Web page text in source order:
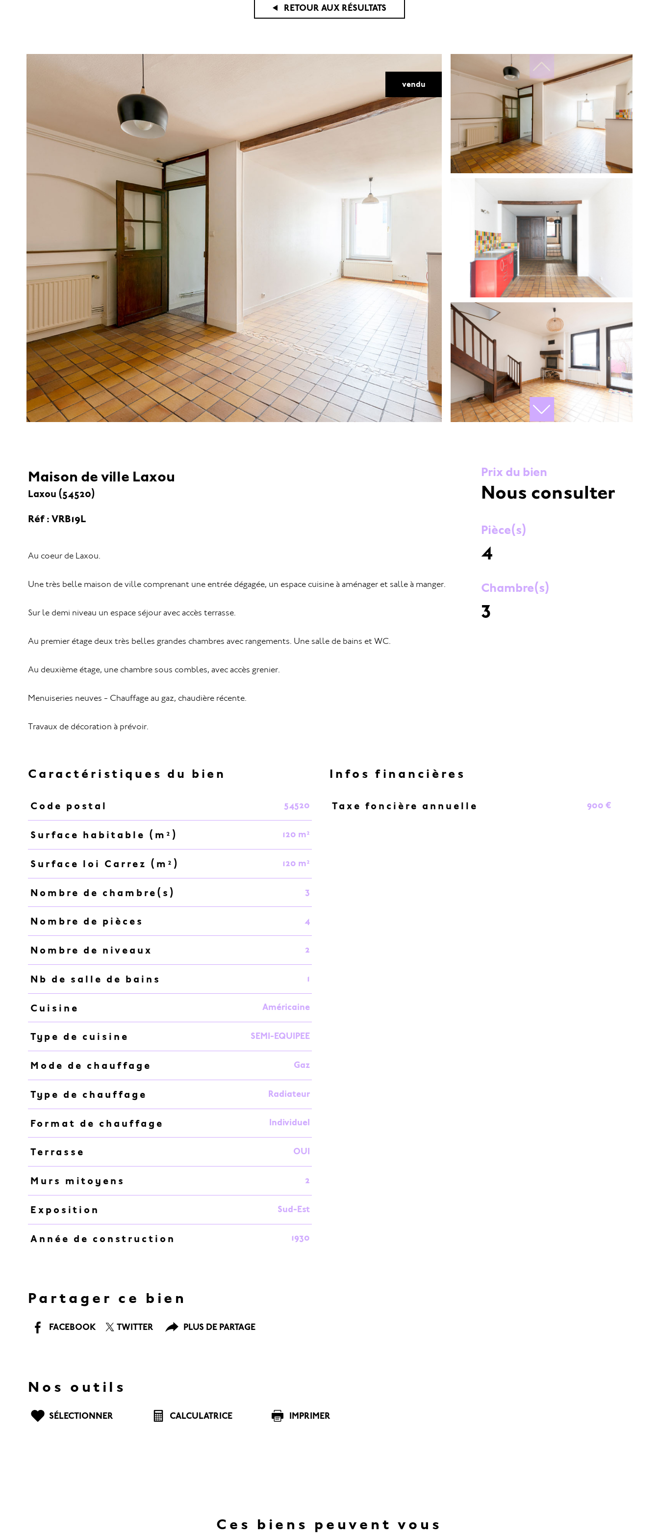
RETOUR AUX RÉSULTATS
vendu
Maison de ville Laxou
Laxou (54520)
Réf : VRB19L
Au coeur de Laxou.
Une très belle maison de ville comprenant une entrée dégagée, un espace cuisine à aménager et salle à manger.
Sur le demi niveau un espace séjour avec accès terrasse.
Au premier étage deux très belles grandes chambres avec rangements. Une salle de bains et WC.
Au deuxième étage, une chambre sous combles, avec accès grenier.
Menuiseries neuves - Chauffage au gaz, chaudière récente.
Travaux de décoration à prévoir.
Prix du bien
Nous consulter
Pièce(s)
4
Chambre(s)
3
Caractéristiques du bien
Caractéristiques Valeurs
Code postal 54520
Surface habitable (m²) 120 m²
Surface loi Carrez (m²) 120 m²
Nombre de chambre(s) 3
Nombre de pièces 4
Nombre de niveaux 2
Nb de salle de bains 1
Cuisine Américaine
Type de cuisine SEMI-EQUIPEE
Mode de chauffage Gaz
Type de chauffage Radiateur
Format de chauffage Individuel
Terrasse OUI
Murs mitoyens 2
Exposition Sud-Est
Année de construction 1930
Infos financières
Caractéristiques Valeurs
Taxe foncière annuelle 900 €
Partager ce bien
FACEBOOK TWITTER PLUS DE PARTAGE
Nos outils
SÉLECTIONNER CALCULATRICE IMPRIMER
Ces biens peuvent vous